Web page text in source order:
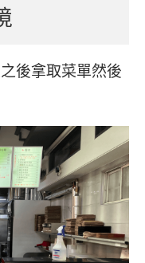
後拿取菜單然後